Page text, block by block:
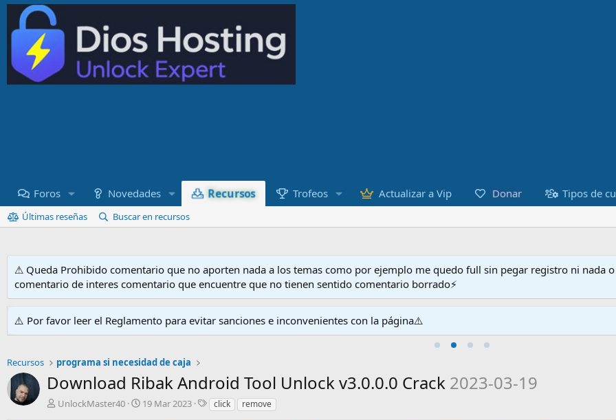
Foros Novedades Recursos Trofeos Actualizar a Vip Donar Tipos de
Últimas reseñas Buscar en recursos
⚠ Queda Prohibido comentario que no aporten nada a los temas como por ejemplo me quedo full sin pegar registro ni nada
comentario de interes comentario que encuentre que no tienen sentido comentario borrado⚡
⚠️ Por favor leer el Reglamento para evitar sanciones e inconvenientes con la página⚠️
Recursos programa si necesidad de caja
Download Ribak Android Tool Unlock v3.0.0.0 Crack 2023-03-19
A
UnlockMaster40
F19 Mar 2023
Eclick remove